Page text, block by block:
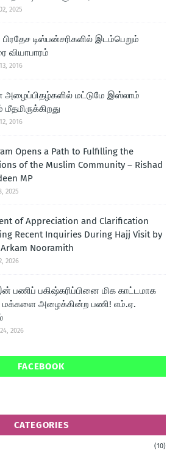
2025
பிரதேச டிஸ்பன்சரிகளில் இடம்பெறும்
வியாபாரம்
2016
அழைப்பிதழ்களில் மட்டுமே இஸ்லாம்
2016
Opens a Path to Fulfilling the
of the Muslim Community – Rishad
MP
2025
of Appreciation and Clarification
Recent Inquiries During Hajj Visit by
Nooramith
2026
பணிப் பகிஷ்கரிப்பினை மிக காட்டமாக
மக்களை அழைக்கின்ற பணி! எம்.ஏ.
2026
FACEBOOK
CATEGORIES
(10)